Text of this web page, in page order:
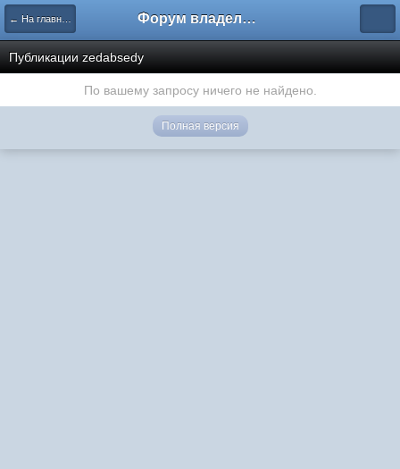
← На главную Форум владельцев интернет-магазинов
Публикации zedabsedy
По вашему запросу ничего не найдено.
Полная версия